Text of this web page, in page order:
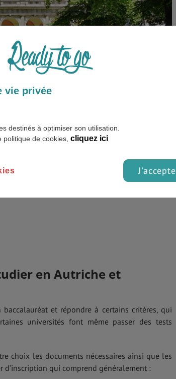
autres établissements privés reconnus
le classement académique des universités
en Autriche et
et répondre à certains critères, qui
universités font même passer des tests
choix les documents nécessaires ainsi que les
d’inscription qui comprend généralement :
vie privée
destinés à optimiser son utilisation.
de cookies, cliquez ici
J'accepte